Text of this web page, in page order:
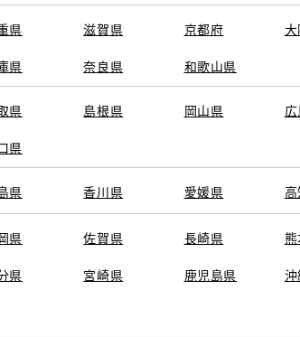
県 滋賀県 京都府
県 奈良県 和歌山県
県 島根県 岡山県
県
県 香川県 愛媛県
県 佐賀県 長崎県
県 宮崎県 鹿児島県
で、お気軽にお
スタッフ